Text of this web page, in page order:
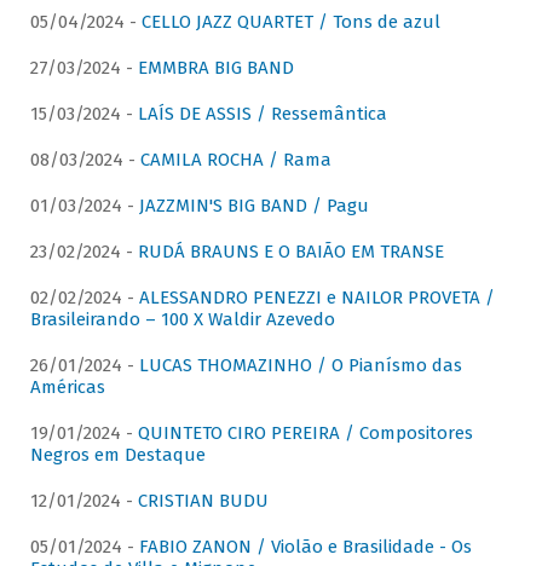
05/04/2024 - CELLO JAZZ QUARTET / Tons de azul
27/03/2024 - EMMBRA BIG BAND
15/03/2024 - LAÍS DE ASSIS / Ressemântica
08/03/2024 - CAMILA ROCHA / Rama
01/03/2024 - JAZZMIN'S BIG BAND / Pagu
23/02/2024 - RUDÁ BRAUNS E O BAIÃO EM TRANSE
02/02/2024 - ALESSANDRO PENEZZI e NAILOR PROVETA /
Brasileirando – 100 X Waldir Azevedo
26/01/2024 - LUCAS THOMAZINHO / O Pianísmo das
Américas
19/01/2024 - QUINTETO CIRO PEREIRA / Compositores
Negros em Destaque
12/01/2024 - CRISTIAN BUDU
05/01/2024 - FABIO ZANON / Violão e Brasilidade - Os